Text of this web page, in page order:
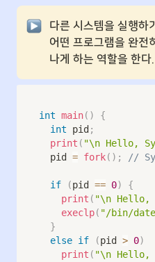
다른 시스템을 실행하
어떤 프로그램을 완전
나게 하는 역할을 한다.
int main( )
{
int pid ;
print ( "\n Hello,
	pid
= fork( ) ; //
if (pid == 0)
{
print ( "\n Hello,
execlp( "/bin/
}
else if (pid > 0)
print ( "\n Hello,